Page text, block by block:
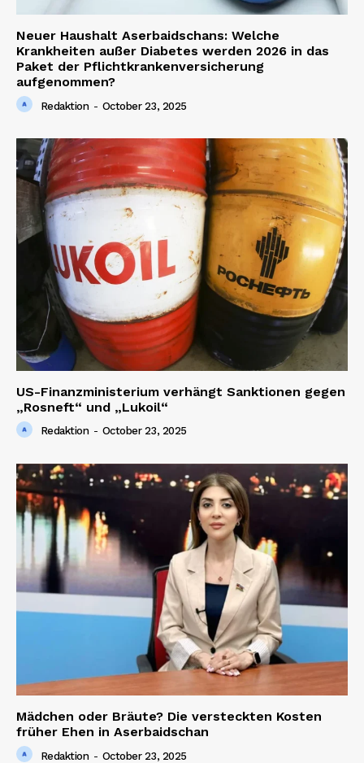
Magazine PRO
SUBSCRIBE NOW
Company
About us
Neuer Haushalt Aserbaidschans: Welche
Krankheiten außer Diabetes werden 2026 in das
Paket der Pflichtkrankenversicherung
aufgenommen?
Redaktion - October 23, 2025
US-Finanzministerium verhängt Sanktionen gegen
„Rosneft“ und „Lukoil“
Redaktion - October 23, 2025
Mädchen oder Bräute? Die versteckten Kosten
früher Ehen in Aserbaidschan
Redaktion - October 23, 2025